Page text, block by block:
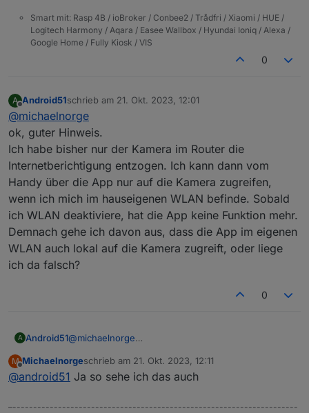
Smart mit: Rasp 4B / ioBroker / Conbee2 / Trådfri / Xiaomi / HUE /
Logitech Harmony / Aqara / Easee Wallbox / Hyundai Ioniq / Alexa /
Google Home / Fully Kiosk / VIS
0
A
Offline
Android51schrieb am 21. Okt. 2023, 12:01
zuletzt editiert von
@michaelnorge
ok, guter Hinweis.
Ich habe bisher nur der Kamera im Router die
Internetberichtigung entzogen. Ich kann dann vom
Handy über die App nur auf die Kamera zugreifen,
wenn ich mich im hauseigenen WLAN befinde. Sobald
ich WLAN deaktiviere, hat die App keine Funktion mehr.
Demnach gehe ich davon aus, dass die App im eigenen
WLAN auch lokal auf die Kamera zugreift, oder liege
ich da falsch?
0
A Android51@michaelnorge
Ich habe bisher nur der Kamera im Router die
Internetberichtigung entzogen. Ich kann dann vom
M
Offline
Michaelnorgeschrieb am 21. Okt. 2023, 12:11
zuletzt editiert von
@android51 Ja so sehe ich das auch
–---------------------------------------------------------------------